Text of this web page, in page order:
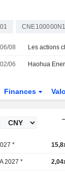
06/08
02/06
Finances
*
2027 *